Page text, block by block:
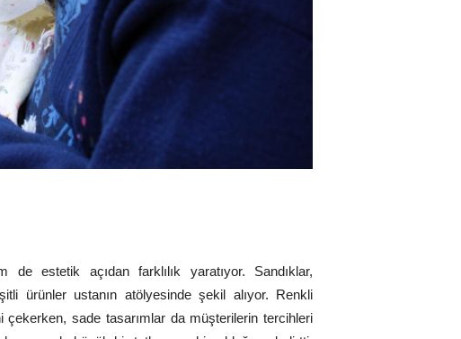
estetik açıdan farklılık yaratıyor. Sandıklar,
ürünler ustanın atölyesinde şekil alıyor. Renkli
sade tasarımlar da müşterilerin tercihleri